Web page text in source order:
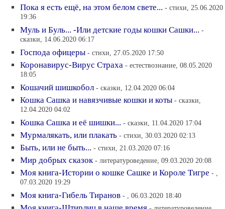
Пока я есть ещё, на этом белом свете... - стихи, 25.06.2020
19:36
Муль и Буль... -Или детские годы кошки Сашки... -
сказки, 14.06.2020 06:17
Господа офицеры - стихи, 27.05.2020 17:50
Коронавирус-Вирус Страха - естествознание, 08.05.2020
18:05
Кошачий шишкобол - сказки, 12.04.2020 06:04
Кошка Сашка и навязчивые кошки и коты - сказки,
12.04.2020 04:02
Кошка Сашка и её шишки... - сказки, 11.04.2020 17:04
Мурмалякать, или плакать - стихи, 30.03.2020 02:13
Быть, или не быть... - стихи, 21.03.2020 07:16
Мир добрых сказок - литературоведение, 09.03.2020 20:08
Моя книга-Истории о кошке Сашке и Короле Тигре - ,
07.03.2020 19:29
Моя книга-Гибель Тиранов - , 06.03.2020 18:40